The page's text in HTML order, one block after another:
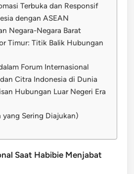
Terbuka dan Responsif
dengan ASEAN
Negara-Negara Barat
Timur: Titik Balik Hubungan
Forum Internasional
Citra Indonesia di Dunia
Hubungan Luar Negeri Era
yang Sering Diajukan)
Saat Habibie Menjabat